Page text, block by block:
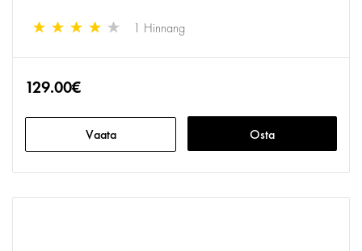
1 Hinnang
129.00€
Vaata Osta